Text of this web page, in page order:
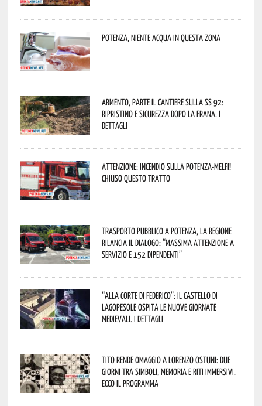
Potenza, niente acqua in questa zona
Armento, parte il cantiere sulla SS 92:
ripristino e sicurezza dopo la frana. I
dettagli
Attenzione: incendio sulla Potenza-Melfi!
Chiuso questo tratto
Trasporto pubblico a Potenza, la Regione
rilancia il dialogo: “Massima attenzione a
servizio e 152 dipendenti”
“Alla corte di Federico”: il Castello di
Lagopesole ospita le nuove Giornate
Medievali. I dettagli
Tito rende omaggio a Lorenzo Ostuni: due
giorni tra simboli, memoria e riti immersivi.
Ecco il programma